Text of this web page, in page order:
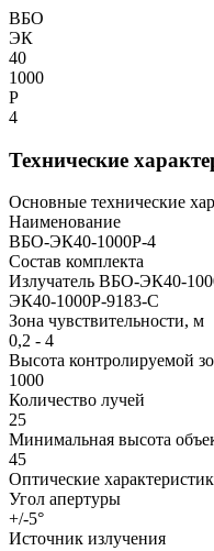
ВБО
ЭК
40
1000
Р
4
Технические
Основные технические
Наименование
ВБО-ЭК40-1000Р-4
Состав комплекта
Излучатель ВБО-ЭК40-
ЭК40-1000Р-9183-С
Зона чувствительности, м
0,2 - 4
Высота контролируемой
1000
Количество лучей
25
Минимальная высота
45
Оптические
Угол апертуры
+/-5°
Источник излучения